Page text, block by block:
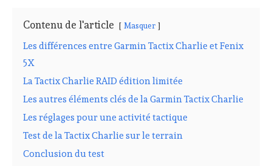
Contenu de l'article Masquer
Les différences entre Garmin Tactix Charlie et Fenix
5X
La Tactix Charlie RAID édition limitée
Les autres éléments clés de la Garmin Tactix Charlie
Les réglages pour une activité tactique
Test de la Tactix Charlie sur le terrain
Conclusion du test